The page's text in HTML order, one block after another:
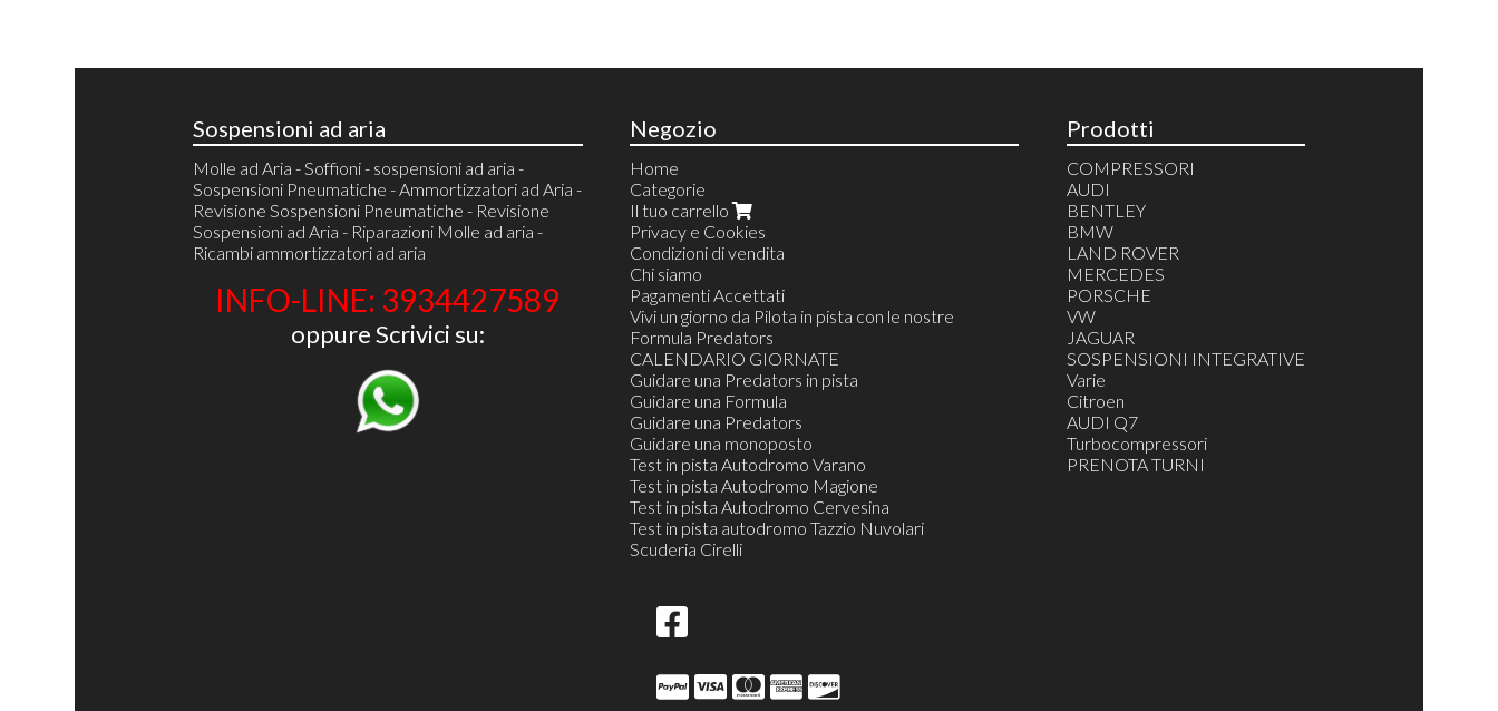
Sospensioni ad aria
Molle ad Aria - Soffioni - sospensioni ad aria -
Sospensioni Pneumatiche - Ammortizzatori ad Aria -
Revisione Sospensioni Pneumatiche - Revisione
Sospensioni ad Aria - Riparazioni Molle ad aria -
Ricambi ammortizzatori ad aria
INFO-LINE: 3934427589
oppure Scrivici su:
Negozio
Home
Categorie
Il tuo carrello
Privacy e Cookies
Condizioni di vendita
Chi siamo
Pagamenti Accettati
Vivi un giorno da Pilota in pista con le nostre
Formula Predators
CALENDARIO GIORNATE
Guidare una Predators in pista
Guidare una Formula
Guidare una Predators
Guidare una monoposto
Test in pista Autodromo Varano
Test in pista Autodromo Magione
Test in pista Autodromo Cervesina
Test in pista autodromo Tazzio Nuvolari
Scuderia Cirelli
Prodotti
COMPRESSORI
AUDI
BENTLEY
BMW
LAND ROVER
MERCEDES
PORSCHE
VW
JAGUAR
SOSPENSIONI INTEGRATIVE
Varie
Citroen
AUDI Q7
Turbocompressori
PRENOTA TURNI